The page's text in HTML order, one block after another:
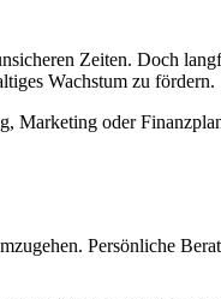
Zeiten. Doch
Wachstum zu fördern.
Marketing oder
Persönliche